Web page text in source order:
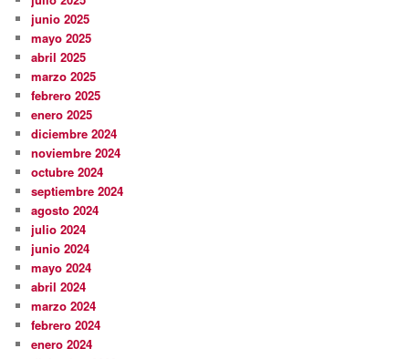
junio 2025
mayo 2025
abril 2025
marzo 2025
febrero 2025
enero 2025
diciembre 2024
noviembre 2024
octubre 2024
septiembre 2024
agosto 2024
julio 2024
junio 2024
mayo 2024
abril 2024
marzo 2024
febrero 2024
enero 2024